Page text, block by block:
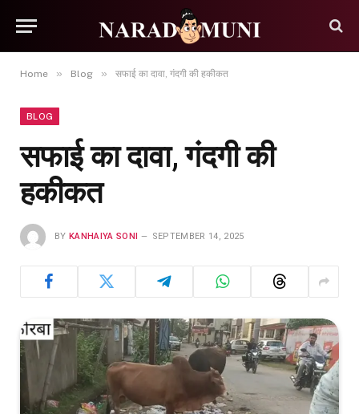
Home » Blog » सफाई का दावा, गंदगी की हकीकत
BLOG
सफाई का दावा, गंदगी की
हकीकत
BY KANHAIYA SONI SEPTEMBER 14, 2025